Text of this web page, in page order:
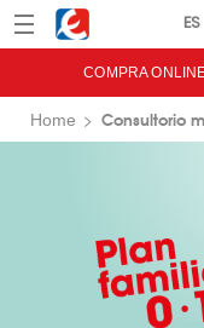
Menú Eroski
COMPRA
Home Consultorio